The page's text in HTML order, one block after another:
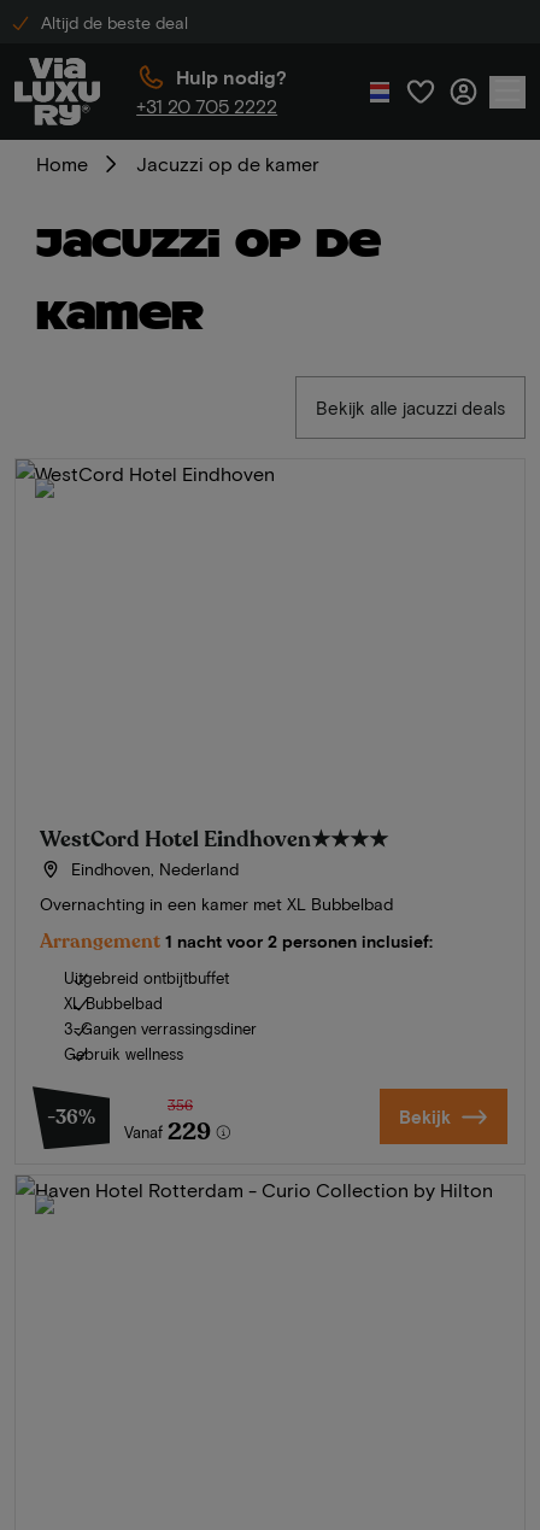
Altijd de beste deal
Hulp nodig?
+31 20 705 2222
Home Jacuzzi op de kamer
Jacuzzi op de
kamer
Bekijk alle jacuzzi deals
WestCord Hotel Eindhoven★★★★
Eindhoven, Nederland
Overnachting in een kamer met XL Bubbelbad
Arrangement 1 nacht voor 2 personen inclusief:
Uitgebreid ontbijtbuffet
XL Bubbelbad
3-Gangen verrassingsdiner
Gebruik wellness
-36%
Vanaf
356
229 Bekijk